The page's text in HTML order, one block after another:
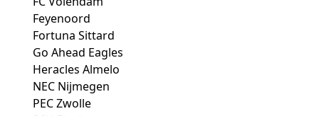
Feyenoord
Fortuna Sittard
Go Ahead Eagles
Heracles Almelo
NEC Nijmegen
PEC Zwolle